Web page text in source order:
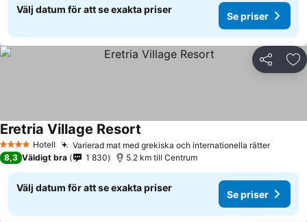
Välj datum för att se exakta priser
Se priser
Dela
4 StjärnorHotell Varierad mat med grekiska och internationella rätter
Eretria Village Resort
8,3 Väldigt bra 1 830 5.2 km till Centrum
Välj datum för att se exakta priser
Se priser